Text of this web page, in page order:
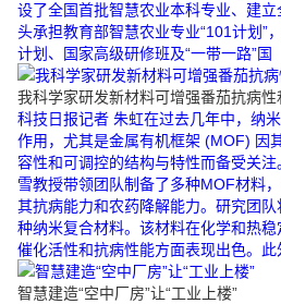
设了全国首批智慧农业本科专业、建
头承担教育部智慧农业专业“101计划”
计划、国家高级研修班及“一带一路”国
我科学家研发新材料可增强番茄抗病性
科技日报记者 朱虹在过去几年中，纳
作用，尤其是金属有机框架 (MOF) 因
容性和可调控的结构与特性而备受关
雪教授带领团队制备了多种MOF材料
其抗病能力和农药降解能力。研究团
种纳米复合材料。该材料在化学和热稳
催化活性和抗病性能方面表现出色。此
智慧建造“空中厂房”让“工业上楼”